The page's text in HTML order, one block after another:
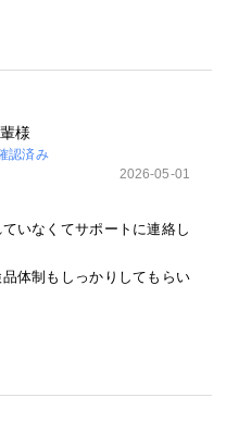
様
認済み
2026-05-01
いなくてサポートに連絡し
体制もしっかりしてもらい